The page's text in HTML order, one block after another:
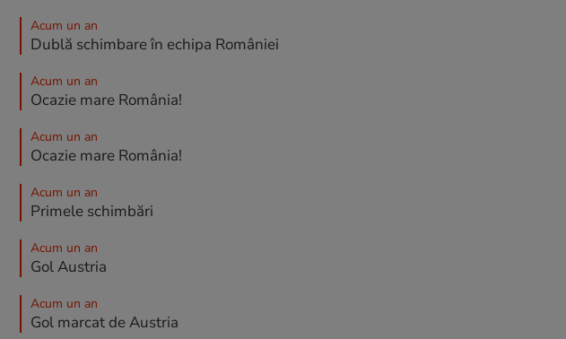
Acum un an
Dublă schimbare în echipa României
Acum un an
Ocazie mare România!
Acum un an
Ocazie mare România!
Acum un an
Primele schimbări
Acum un an
Gol Austria
Acum un an
Gol marcat de Austria